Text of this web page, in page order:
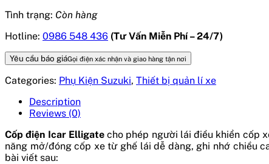
Tình trạng: Còn hàng
Hotline: 0986 548 436 (Tư Vấn Miễn Phí – 24/7)
Yêu cầu báo giáGọi điện xác nhận và giao hàng tận nơi
Categories: Phụ Kiện Suzuki, Thiết bị quản lí xe
Description
Reviews (0)
Cốp điện Icar Elligatecho phép người lái điều khiển cốp
năng mở/đóng cốp xe từ ghế lái dễ dàng, ghi nhớ chiều
bài viết sau: